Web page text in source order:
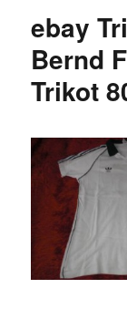
ebay
Bernd
Trikot